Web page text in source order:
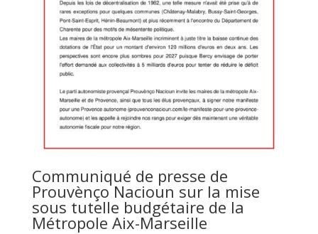
Communiqué de presse de
Prouvènço Nacioun sur la mise
sous tutelle budgétaire de la
Métropole Aix-Marseille